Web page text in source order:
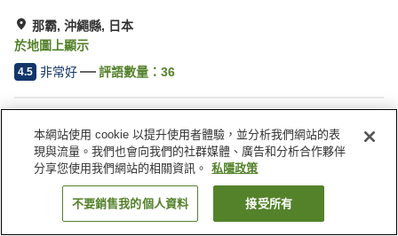
那霸, 沖繩縣, 日本
於地圖上顯示
4.5 非常好 評語數量： 36
停車場 乾洗服務
日本 沖繩縣 那霸 東急 Stay 沖繩那霸
找客房
本網站使用 cookie 以提升使用者體驗，並分析我們網站的表
現與流量。我們也會向我們的社群媒體、廣告和分析合作夥伴
分享您使用我們網站的相關資訊。
私隱政策
不要銷售我的個人資料 接受所有